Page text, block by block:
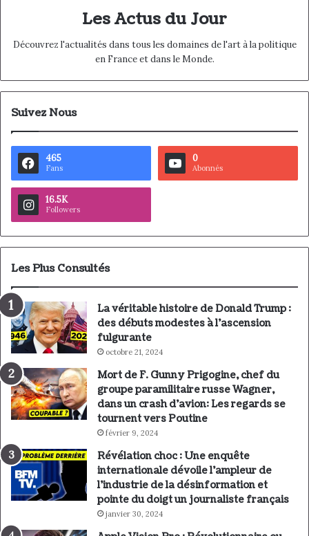
Les Actus du Jour
Découvrez l'actualités dans tous les domaines de l'art à la politique
en France et dans le Monde.
Suivez Nous
465
Fans
0
Abonnés
16.5K
Followers
Les Plus Consultés
La véritable histoire de Donald Trump :
des débuts modestes à l’ascension
fulgurante
octobre 21, 2024
Mort de F. Gunny Prigogine, chef du
groupe paramilitaire russe Wagner,
dans un crash d’avion: Les regards se
tournent vers Poutine
février 9, 2024
Révélation choc : Une enquête
internationale dévoile l’ampleur de
l’industrie de la désinformation et
pointe du doigt un journaliste français
janvier 30, 2024